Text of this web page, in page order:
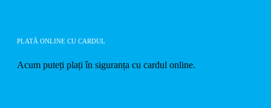
PLATĂ ONLINE CU CARDUL
Acum puteți plați în siguranța cu cardul online.